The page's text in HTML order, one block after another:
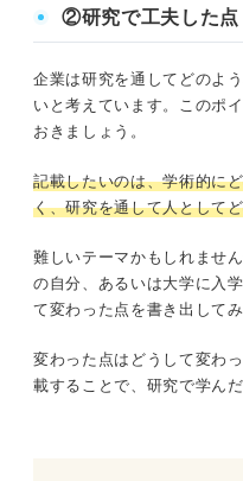
②研究で工夫した点
企業は研究を通してどのよ
いと考えています。このポ
おきましょう。
記載したいのは、学術的に
く、研究を通して人として
難しいテーマかもしれませ
の自分、あるいは大学に入
て変わった点を書き出してみ
変わった点はどうして変わ
載することで、研究で学ん